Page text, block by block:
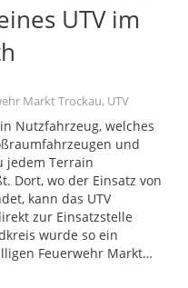
UTV im
Markt Trockau, UTV
Nutzfahrzeug, welches
und
jedem Terrain
Dort, wo der Einsatz von
kann das UTV
zur Einsatzstelle
wurde so ein
Feuerwehr Markt…